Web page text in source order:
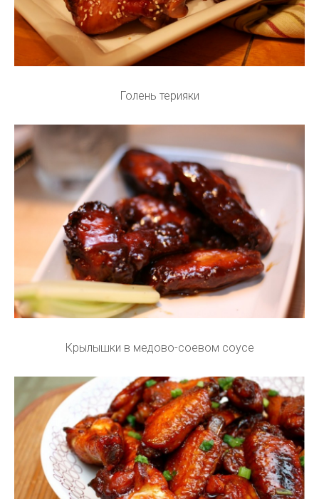
Голень терияки
Крылышки в медово-соевом соусе